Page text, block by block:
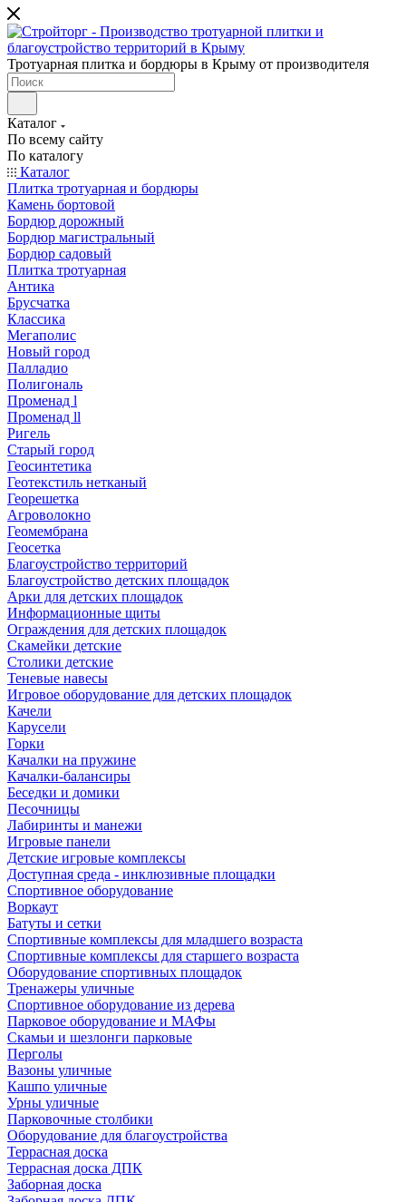
Тротуарная плитка и бордюры в Крыму от производителя
Каталог
По всему сайту
По каталогу
Каталог
Плитка тротуарная и бордюры
Камень бортовой
Бордюр дорожный
Бордюр магистральный
Бордюр садовый
Плитка тротуарная
Антика
Брусчатка
Классика
Мегаполис
Новый город
Палладио
Полигональ
Променад l
Променад ll
Ригель
Старый город
Геосинтетика
Геотекстиль нетканый
Георешетка
Агроволокно
Геомембрана
Геосетка
Благоустройство территорий
Благоустройство детских площадок
Арки для детских площадок
Информационные щиты
Ограждения для детских площадок
Скамейки детские
Столики детские
Теневые навесы
Игровое оборудование для детских площадок
Качели
Карусели
Горки
Качалки на пружине
Качалки-балансиры
Беседки и домики
Песочницы
Лабиринты и манежи
Игровые панели
Детские игровые комплексы
Доступная среда - инклюзивные площадки
Спортивное оборудование
Воркаут
Батуты и сетки
Спортивные комплексы для младшего возраста
Спортивные комплексы для старшего возраста
Оборудование спортивных площадок
Тренажеры уличные
Спортивное оборудование из дерева
Парковое оборудование и МАФы
Скамьи и шезлонги парковые
Перголы
Вазоны уличные
Кашпо уличные
Урны уличные
Парковочные столбики
Оборудование для благоустройства
Террасная доска
Террасная доска ДПК
Заборная доска